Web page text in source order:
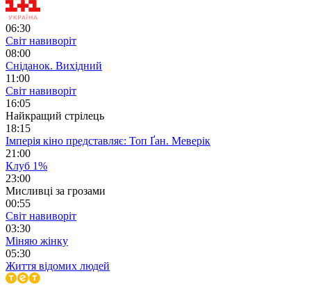
06:30
Світ навиворіт
08:00
Сніданок. Вихідний
11:00
Світ навиворіт
16:05
Найкращий стрілець
18:15
Імперія кіно представляє: Топ Ґан. Меверік
21:00
Клуб 1%
23:00
Мисливці за грозами
00:55
Світ навиворіт
03:30
Міняю жінку
05:30
Життя відомих людей